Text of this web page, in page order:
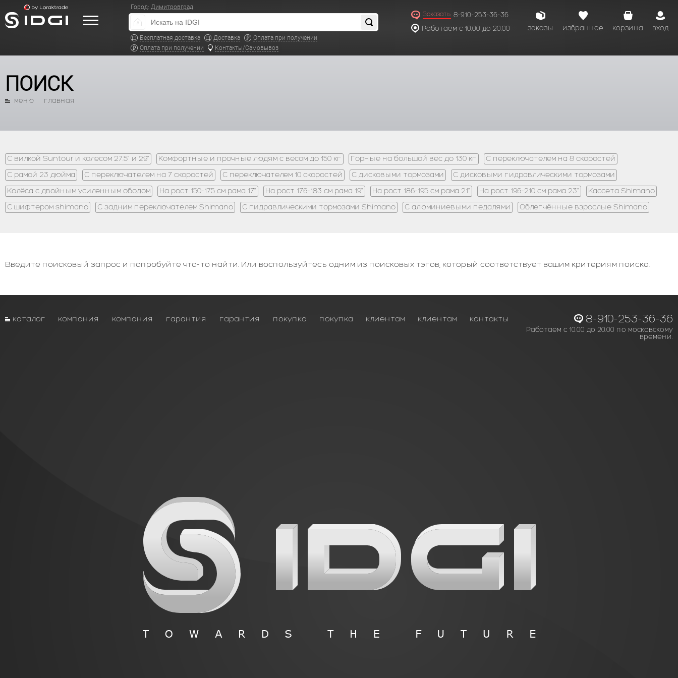
Город: Димитровград
Бесплатная доставка Доставка
Оплата при получении
Оплата при получении
Контакты/Самовывоз
Заказать 8-910-253-36-36
Работаем с 10.00 до 20.00
вход
корзина
избранное
заказы
ПОИСК
меню главная
С вилкой Suntour и колесом 27.5" и 29" Комфортные и прочные людям с весом до 150 кг Горные на большой вес до 130 кг
С переключателем на 8 скоростей
С рамой 23 дюйма
С переключателем на 7 скоростей С переключателем 10 скоростей С дисковыми тормозами
С дисковыми гидравлическими тормозами
Колёса с двойным усиленным ободом
На рост 150-175 см рама 17" На рост 176-183 см рама 19" На рост 186-195 см рама 21" На рост 196-210 см рама 23"
Кассета Shimano
C шифтером shimano
С задним переключателем Shimano С гидравлическими тормозами Shimano С алюминиевыми педалями Облегчённые взрослые Shimano
Введите поисковый запрос и попробуйте что-то найти. Или воспользуйтесь одним из поисковых тэгов, который соответствует вашим критериям поиска.
каталог компания компания гарантия гарантия покупка покупка клиентам клиентам контакты 8-910-253-36-36
Работаем с 10.00 до 20.00 по московскому
времени.